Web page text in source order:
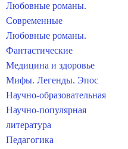
Любовные романы.
Современные
Любовные романы.
Фантастические
Медицина и здоровье
Мифы. Легенды. Эпос
Научно-образовательная
Научно-популярная
литература
Педагогика